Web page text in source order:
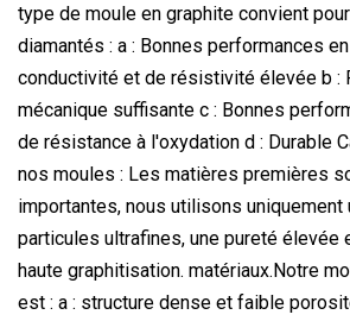
type de moule en graphite convient
diamantés : a : Bonnes performances
conductivité et de résistivité élevée b :
mécanique suffisante c : Bonnes
de résistance à l'oxydation d : Durable
nos moules : Les matières premières
importantes, nous utilisons uniquement
particules ultrafines, une pureté élevée
haute graphitisation. matériaux.Notre
est : a : structure dense et faible